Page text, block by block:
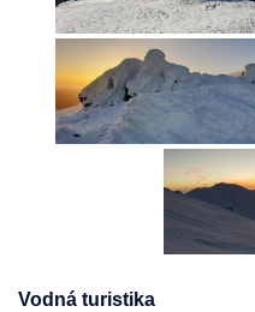
Vodná turistika